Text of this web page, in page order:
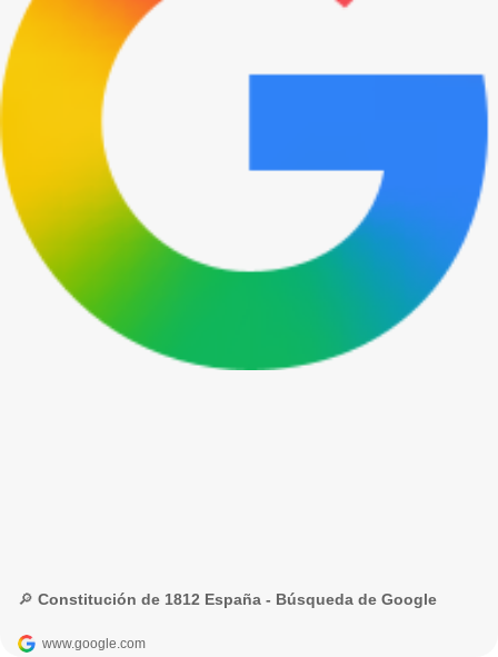
🔎 Constitución de 1812 España - Búsqueda de Google
www.google.com